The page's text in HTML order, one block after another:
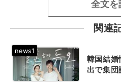
全文を
関連
韓国結婚
出で集